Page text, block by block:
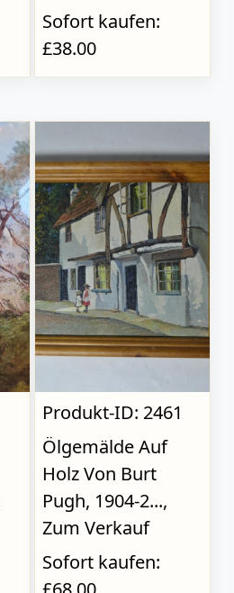
Sofort kaufen:
£38.00
Produkt-ID: 2461
Ölgemälde Auf
Holz Von Burt
Pugh, 1904-2...,
Zum Verkauf
Sofort kaufen: